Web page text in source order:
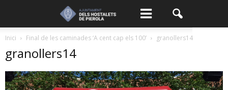
Inici Final de les caminades ‘A cent cap els 100’ granollers14
granollers14